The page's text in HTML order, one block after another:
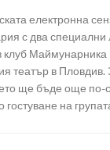
електронна
с два
клуб
театър в Пловдив.
ще бъде още по-
гостуване на